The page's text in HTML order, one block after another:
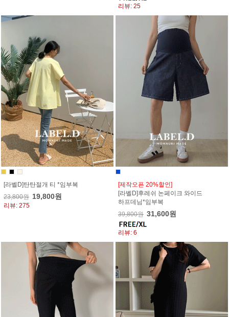
리뷰: 25
[라벨D]탄탄절개 티 *임부복
23,800원 19,800원
리뷰: 275
[제작오픈 20%할인]
[라벨D]후레쉬 논페이크 와이드
하프데님*임부복
39,800원 31,600원
리뷰: 6